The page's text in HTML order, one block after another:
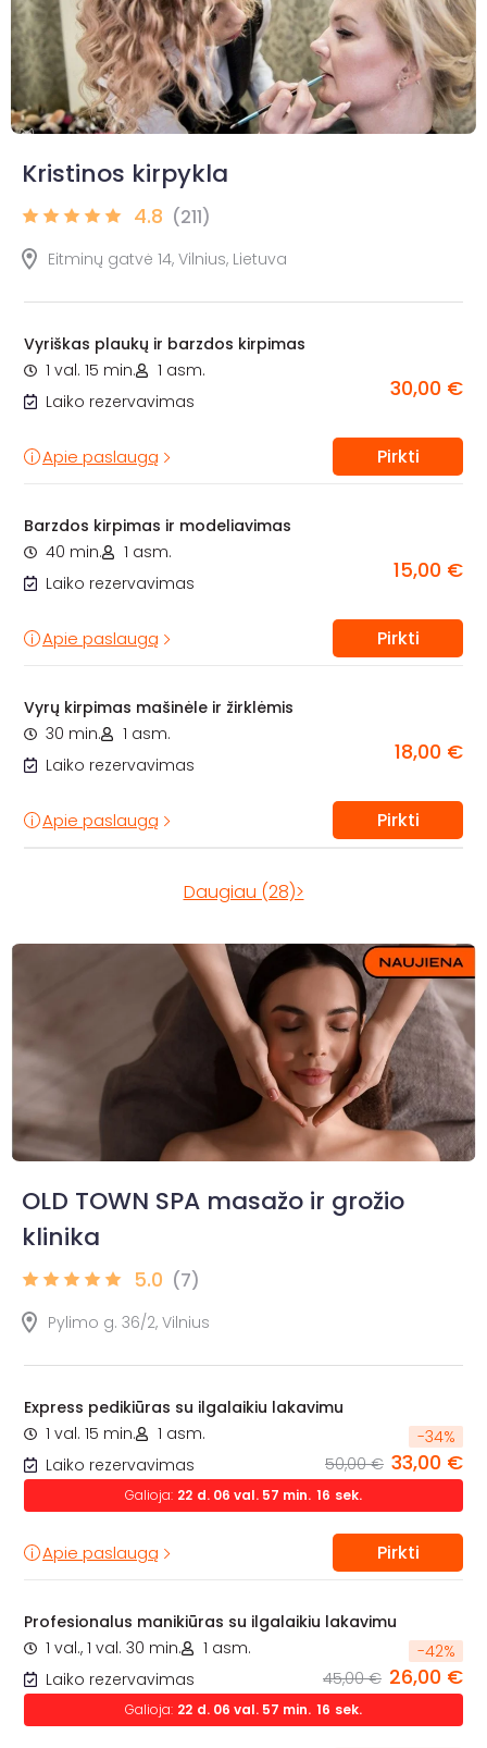
Kristinos kirpykla
4.8 (211)
Eitminų gatvė 14, Vilnius, Lietuva
Vyriškas plaukų ir barzdos kirpimas
1 val. 15 min.
1 asm.
Laiko rezervavimas
30,00 €
Apie paslaugą Pirkti
Barzdos kirpimas ir modeliavimas
40 min.
1 asm.
Laiko rezervavimas
15,00 €
Apie paslaugą Pirkti
Vyrų kirpimas mašinėle ir žirklėmis
30 min.
1 asm.
Laiko rezervavimas
18,00 €
Apie paslaugą Pirkti
Daugiau (28)>
OLD TOWN SPA masažo ir grožio
klinika
5.0 (7)
Pylimo g. 36/2, Vilnius
Express pedikiūras su ilgalaikiu lakavimu
1 val. 15 min.
1 asm.
Laiko rezervavimas
-34%
50,00 € 33,00 €
Galioja: 22 d. 06 val. 57 min. 14 sek.
Apie paslaugą Pirkti
Profesionalus manikiūras su ilgalaikiu lakavimu
1 val., 1 val. 30 min.
1 asm.
Laiko rezervavimas
-42%
45,00 € 26,00 €
Galioja: 22 d. 06 val. 57 min. 14 sek.